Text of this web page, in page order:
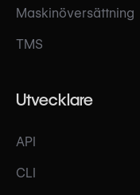
Maskinöversättning
TMS
Utvecklare
API
CLI